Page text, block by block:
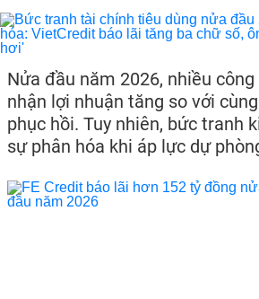
Nửa đầu năm 2026, nhiều
nhận lợi nhuận tăng so với
phục hồi. Tuy nhiên, bức tranh
sự phân hóa khi áp lực dự